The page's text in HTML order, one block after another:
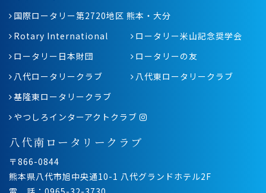
国際ロータリー第2720地区 熊本・大分
Rotary International
ロータリー米山記念奨学会
ロータリー日本財団
ロータリーの友
八代ロータリークラブ
八代東ロータリークラブ
基隆東ロータリークラブ
やつしろインターアクトクラブ
八代南ロータリークラブ
〒866-0844
熊本県八代市旭中央通10-1 八代グランドホテル2F